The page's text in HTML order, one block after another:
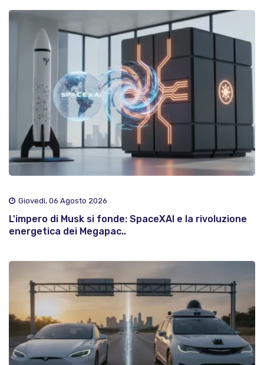
Giovedì, 06 Agosto 2026
L'impero di Musk si fonde: SpaceXAI e la rivoluzione
energetica dei Megapac..